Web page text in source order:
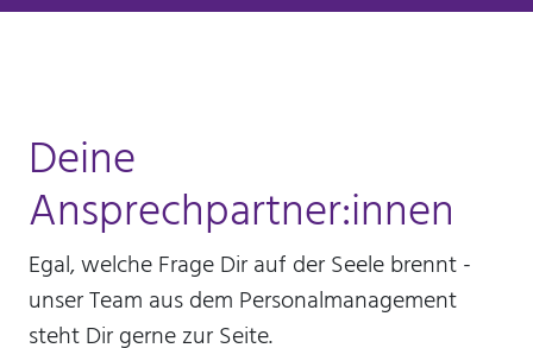
Deine
Ansprechpartner:innen
Egal, welche Frage Dir auf der Seele brennt -
unser Team aus dem Personalmanagement
steht Dir gerne zur Seite.